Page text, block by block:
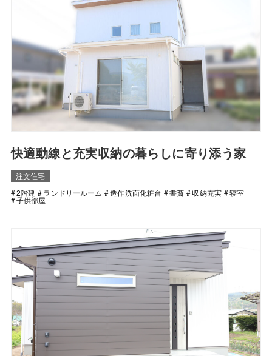
快適動線と充実収納の暮らしに寄り添う家
注文住宅
2階建
ランドリールーム 造作洗面化粧台 書斎 収納充実 寝室
子供部屋